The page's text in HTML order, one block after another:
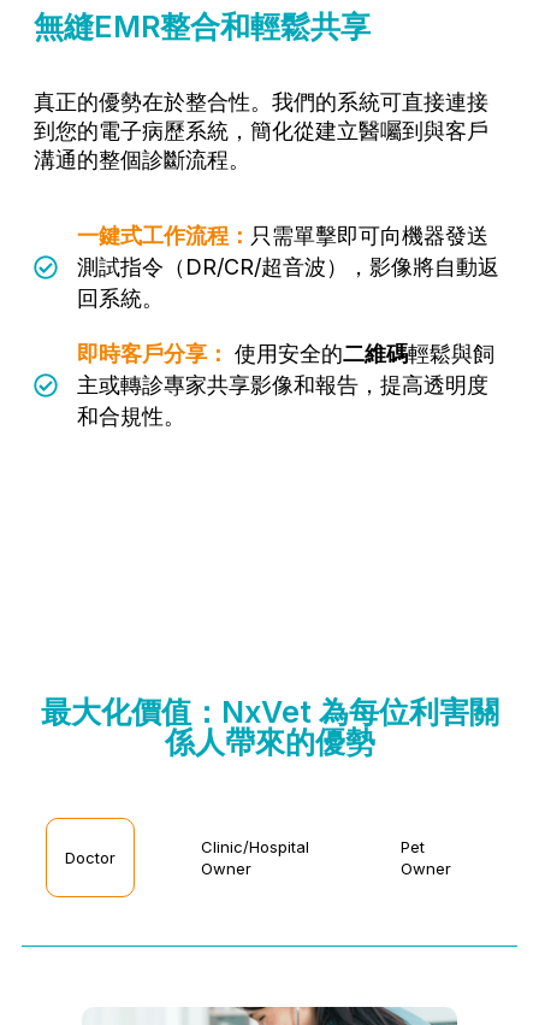
無縫EMR整合和輕鬆共享
真正的優勢在於整合性。我們的系統可直接連接
到您的電子病歷系統，簡化從建立醫囑到與客戶
溝通的整個診斷流程。
一鍵式工作流程： 只需單擊即可向機器發送
測試指令（DR/CR/超音波），影像將自動返
回系統。
即時客戶分享： 使用安全的二維碼輕鬆與飼
主或轉診專家共享影像和報告，提高透明度
和合規性。
最大化價值：NxVet 為每位利害關
係人帶來的優勢
Doctor
Clinic/Hospital
Owner
Pet
Owner